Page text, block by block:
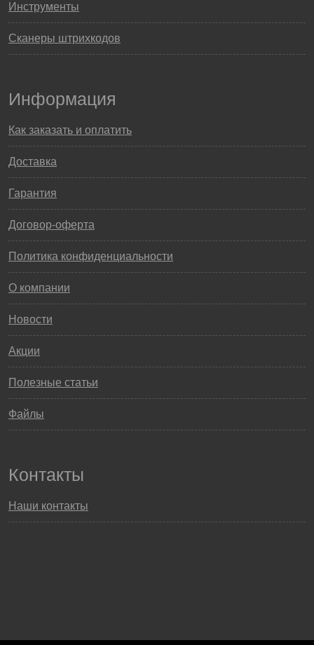
Инструменты
Сканеры штрихкодов
Информация
Как заказать и оплатить
Доставка
Гарантия
Договор-оферта
Политика конфиденциальности
О компании
Новости
Акции
Полезные статьи
Файлы
Контакты
Наши контакты